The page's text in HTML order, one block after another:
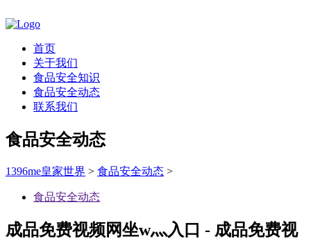
首页
关于我们
食品安全知识
食品安全动态
联系我们
食品安全动态
1396me皇家世界 > 食品安全动态 >
食品安全动态
成品免费视频网坐w灬入口 - 成品免费视